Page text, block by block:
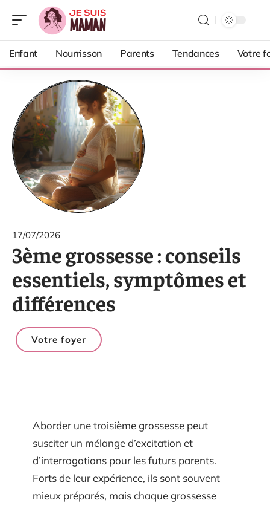
Enfant Nourrisson Parents Tendances Votre
17/07/2026
3ème grossesse : conseils
essentiels, symptômes et
différences
Votre foyer
Aborder une troisième grossesse peut
susciter un mélange d’excitation et
d’interrogations pour les futurs parents.
Forts de leur expérience, ils sont souvent
mieux préparés, mais chaque grossesse